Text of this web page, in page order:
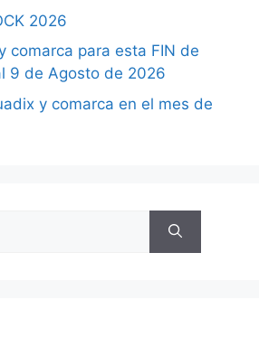
2026
comarca para esta FIN de
9 de Agosto de 2026
y comarca en el mes de